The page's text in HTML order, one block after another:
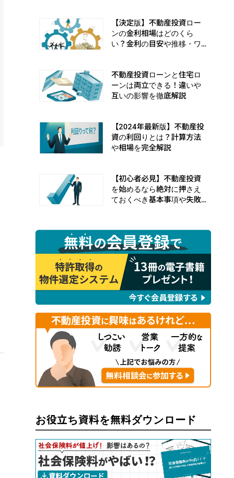
【決定版】不動産投資ロー
ンの金利相場はどのくら
い？金利の目安や推移・ワ
不動産投資ローンと住宅ロ
ーンは両立できる！違いや
互いの影響を徹底解説
【2024年最新版】不動産投
資の利回りとは？計算方法
や相場を完全解説
【初心者必見】不動産投資
を始めるなら絶対に押さえ
ておくべき基本事項や失敗
お役立ち資料を無料ダウンロード